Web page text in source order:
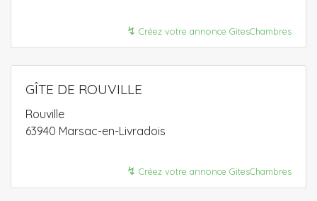
↯ Créez votre annonce GitesChambres
GÎTE DE ROUVILLE
Rouville
63940 Marsac-en-Livradois
↯ Créez votre annonce GitesChambres